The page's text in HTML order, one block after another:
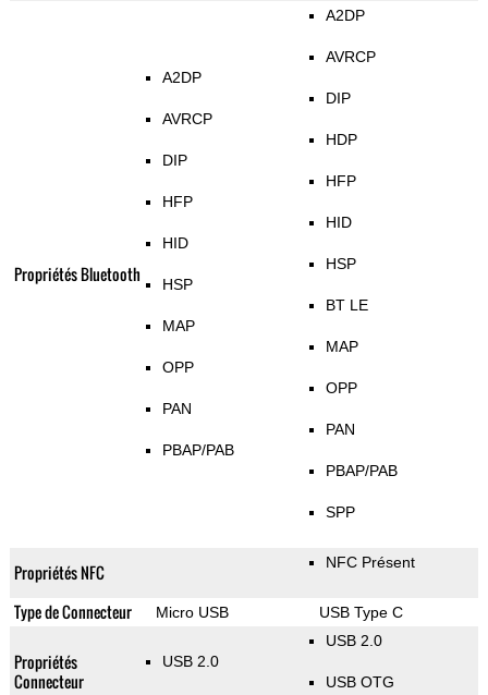
Propriétés Bluetooth
A2DP
AVRCP
DIP
HFP
HID
HSP
MAP
OPP
PAN
PBAP/PAB
A2DP
AVRCP
DIP
HDP
HFP
HID
HSP
BT LE
MAP
OPP
PAN
PBAP/PAB
SPP
Propriétés NFC NFC Présent
Type de Connecteur Micro USB USB Type C
Propriétés
Connecteur
USB 2.0
USB 2.0
USB OTG